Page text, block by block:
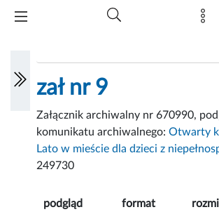
zał nr 9
Załącznik archiwalny nr 670990,
komunikatu archiwalnego:Otwarty
Lato w mieście dla dzieci z
249730
podgląd format